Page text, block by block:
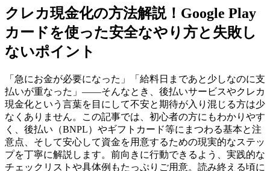
クレカ現金化の方法解説！Google Play
カードを使った安全なやり方と失敗し
ないポイント
「急にお金が必要になった」「給料日まであと少しなのに支
払いが重なった」——そんなとき、後払いサービスやクレカ
現金化という言葉を目にして不安と期待が入り混じる方は少
なくありません。この記事では、初心者の方にもわかりやす
く、後払い（BNPL）やギフトカード等にまつわる基本と注
意点、そして安心して資金を用意するための現実的なステッ
プを丁寧に解説します。前向きに行動できるよう、実践的な
チェックリストや具体例もたっぷりご用意。読み終える頃に